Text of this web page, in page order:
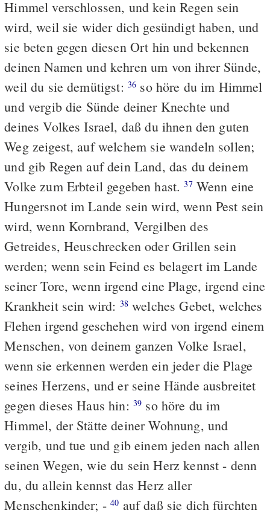
Himmel verschlossen, und kein Regen sein
wird, weil sie wider dich gesündigt haben, und
sie beten gegen diesen Ort hin und bekennen
deinen Namen und kehren um von ihrer Sünde,
weil du sie demütigst: 36 so höre du im Himmel
und vergib die Sünde deiner Knechte und
deines Volkes Israel, daß du ihnen den guten
Weg zeigest, auf welchem sie wandeln sollen;
und gib Regen auf dein Land, das du deinem
Volke zum Erbteil gegeben hast.37Wenn eine
Hungersnot im Lande sein wird, wenn Pest sein
wird, wenn Kornbrand, Vergilben des
Getreides, Heuschrecken oder Grillen sein
werden; wenn sein Feind es belagert im Lande
seiner Tore, wenn irgend eine Plage, irgend eine
Krankheit sein wird: 38welches Gebet, welches
Flehen irgend geschehen wird von irgend einem
Menschen, von deinem ganzen Volke Israel,
wenn sie erkennen werden ein jeder die Plage
seines Herzens, und er seine Hände ausbreitet
gegen dieses Haus hin: 39 so höre du im
Himmel, der Stätte deiner Wohnung, und
vergib, und tue und gib einem jeden nach allen
seinen Wegen, wie du sein Herz kennst - denn
du, du allein kennst das Herz aller
Menschenkinder; -40 auf daß sie dich fürchten